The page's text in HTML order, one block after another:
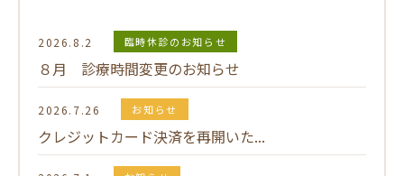
2026.8.2 臨時休診のお知らせ
８月 診療時間変更のお知らせ
2026.7.26 お知らせ
クレジットカード決済を再開いた...